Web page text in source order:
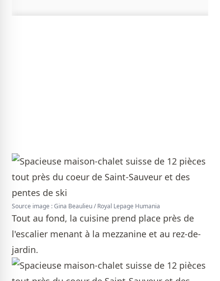
Source image : Gina Beaulieu / Royal Lepage Humania
Tout au fond, la cuisine prend place près de
l'escalier menant à la mezzanine et au rez-de-
jardin.